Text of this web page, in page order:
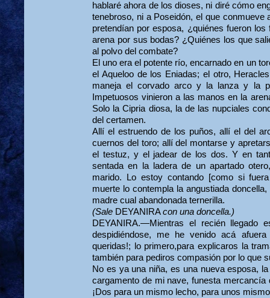
hablaré ahora de los dioses, ni diré cómo
tenebroso, ni a Poseidón, el que conmueve
pretendían por esposa, ¿quiénes fueron
arena por sus bodas? ¿Quiénes los que
al polvo del combate?
El uno era el potente río, encarnado en un
el Aqueloo de los Eniadas; el otro,
maneja el corvado arco y la lanza y la
Impetuosos vinieron a las manos en la
Solo la Cipria diosa, la de las nupciales
del certamen.
Allí el estruendo de los puños, allí el del
cuernos del toro; allí del montarse y
el testuz, y el jadear de los dos. Y en
sentada en la ladera de un apartado
marido. Lo estoy contando [como si
muerte lo contempla la angustiada
madre cual abandonada ternerilla.
(Sale DEYANIRAcon una doncella.)
DEYANIRA.—Mientras el recién llegado
despidiéndose, me he venido acá
queridas!; lo primero,para explicaros la
también para pediros compasión por lo que
No es ya una niña, es una nueva esposa,
cargamento de mi nave, funesta
¡Dos para un mismo lecho, para unos